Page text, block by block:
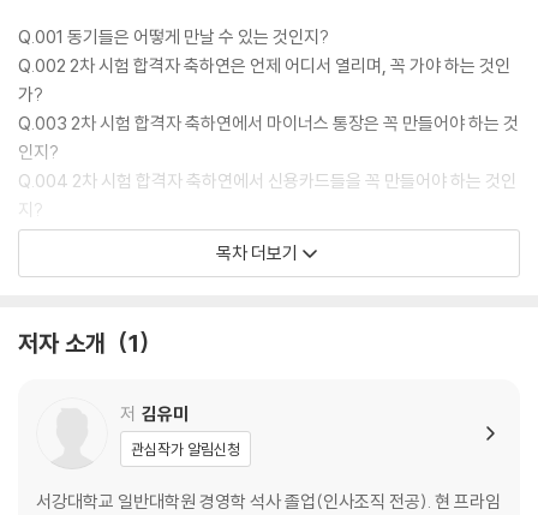
Q.001 동기들은 어떻게 만날 수 있는 것인지?
Q.002 2차 시험 합격자 축하연은 언제 어디서 열리며, 꼭 가야 하는 것인
가?
Q.003 2차 시험 합격자 축하연에서 마이너스 통장은 꼭 만들어야 하는 것
인지?
Q.004 2차 시험 합격자 축하연에서 신용카드들을 꼭 만들어야 하는 것인
지?
Q.005 합격자 축하연 후 무엇을 해야 하는지?
Q.006 3차 시험 일정은?
Q.008 3차 시험 합격 기준은?
Q.009 3차 시험 수험인원 및 합격자 현황은?
Q.010 지금까지 최종 자격 취득 현황은 어떠한지?
Q.011 최소 합격인원제 도입 이후 3차 시험 응시자 대비 합격률은?
목차 더보기
저자 소개 1
저 김유미
관심작가 알림신청
서강대학교 일반대학원 경영학 석사 졸업(인사조직 전공). 현 프라임